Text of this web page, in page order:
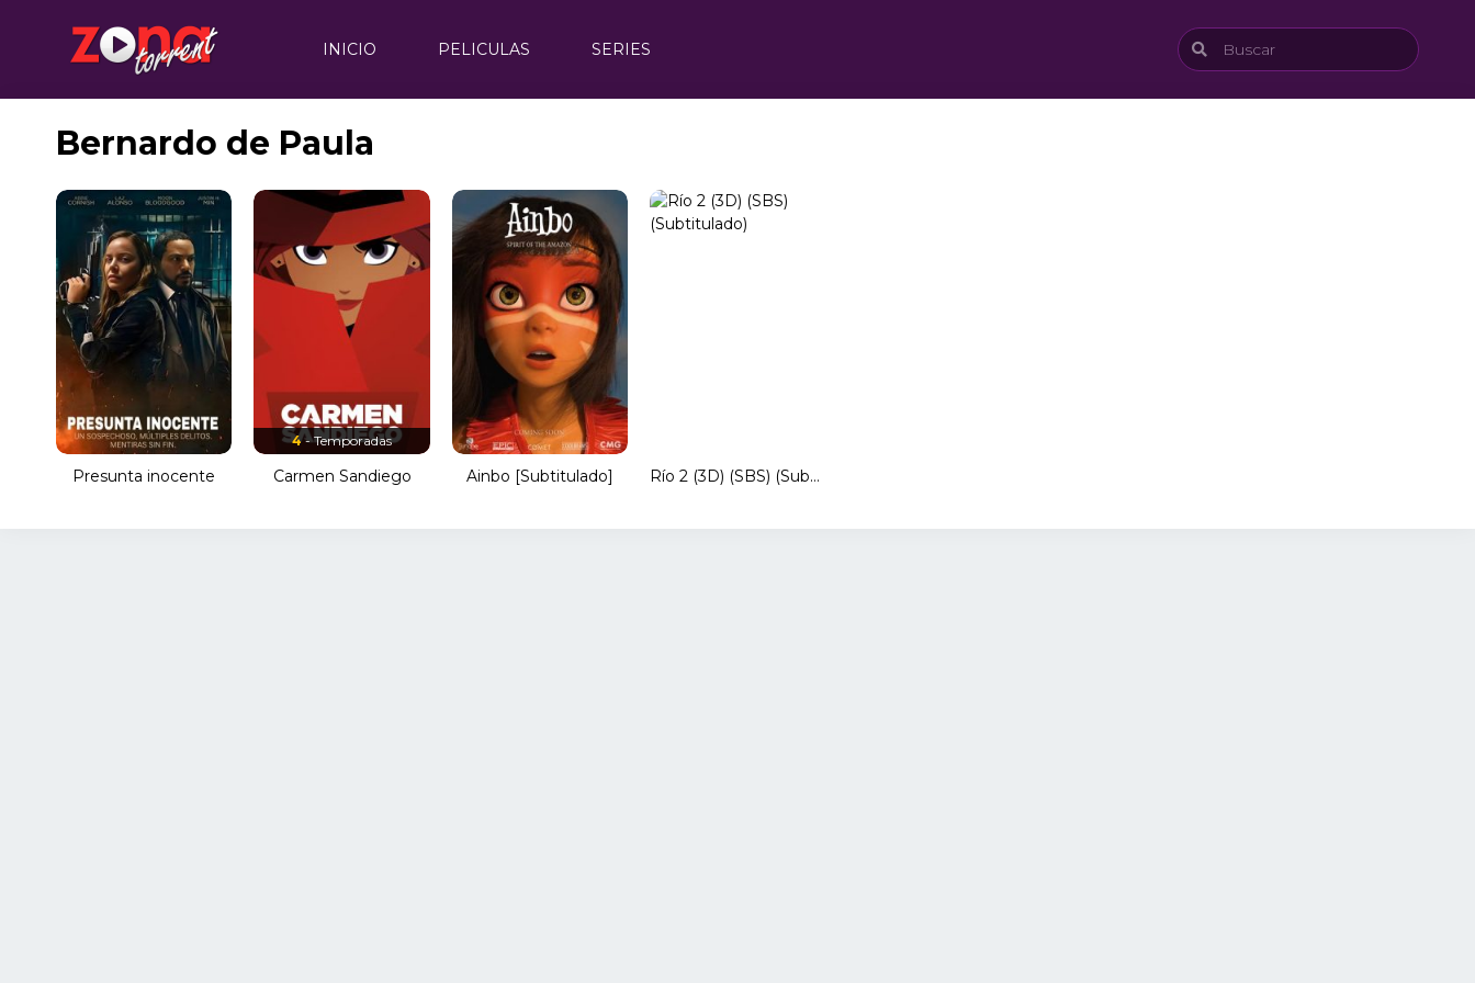
INICIO PELICULAS SERIES
Bernardo de Paula
Presunta inocente
4- Temporadas
Carmen Sandiego Ainbo [Subtitulado] Río 2 (3D) (SBS) (Subtitulado)